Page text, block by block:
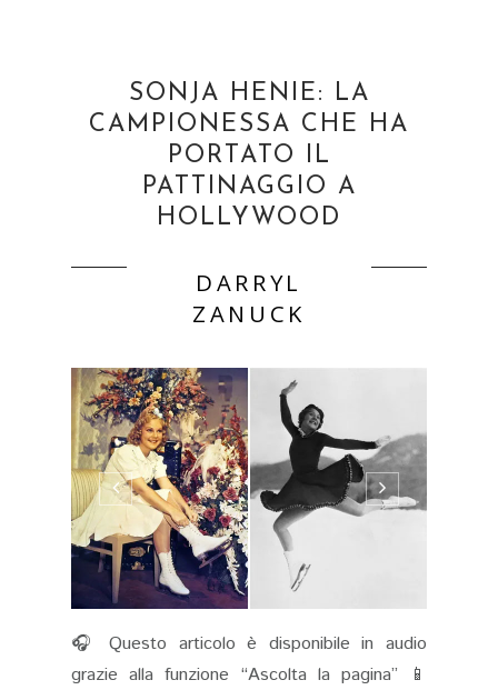
SONJA HENIE: LA
CAMPIONESSA CHE HA
PORTATO IL
PATTINAGGIO A
HOLLYWOOD
DARRYL
ZANUCK
🎧 Questo articolo è disponibile in audio
grazie alla funzione “Ascolta la pagina” 📱